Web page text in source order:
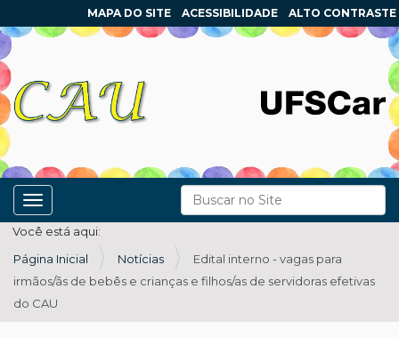
Busca
Busca Avançada…
MAPA DO SITE ACESSIBILIDADE ALTO CONTRASTE
Toggle navigation
Você está aqui:
Página Inicial
Notícias
Edital interno - vagas para
irmãos/ãs de bebês e crianças e filhos/as de servidoras efetivas
do CAU